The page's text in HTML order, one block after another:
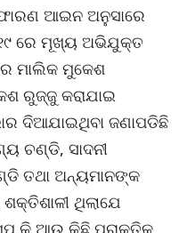
ଆଇନ ଅନୁସାରେ
ରେ ମୂଖ୍ୟ ଅଭିଯୁକ୍ତ
ମାଲିକ ମୁକେଶ
ରୁଜ୍ଜୁ କରାଯାଇ
ଦିଆଯାଇଥିବା ଜଣାପଡିଛି
ଚଣ୍ଡି, ସାଦନୀ
ତଥା ଅନ୍ୟମାନଙ୍କ
ଥିଲାଯେ
କି ଆଉ କିଛି ପ୍ରାକୃତିକ